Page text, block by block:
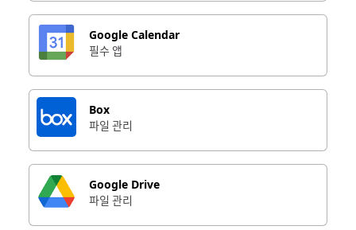
Google Calendar
필수 앱
Box
파일 관리
Google Drive
파일 관리